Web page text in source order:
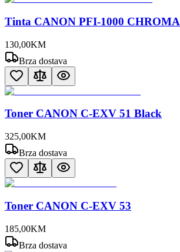
Tinta CANON PFI-1000 CHROMA
130,00KM
Brza dostava
Toner CANON C-EXV 51 Black
325,00KM
Brza dostava
Toner CANON C-EXV 53
185,00KM
Brza dostava